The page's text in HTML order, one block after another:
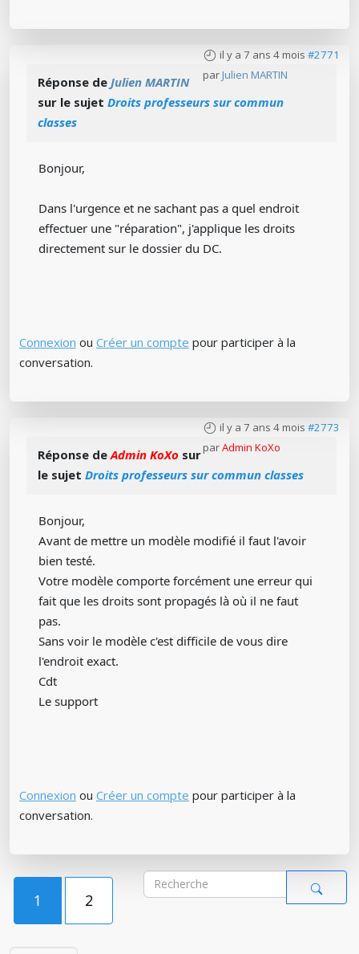
il y a 7 ans 4 mois #2771
par Julien MARTIN
Réponse de Julien MARTIN
sur le sujet Droits professeurs sur commun
classes
Bonjour,
Dans l'urgence et ne sachant pas a quel endroit
effectuer une "réparation", j'applique les droits
directement sur le dossier du DC.
Connexion ou Créer un compte pour participer à la
conversation.
il y a 7 ans 4 mois #2773
parAdmin KoXo
Réponse deAdmin KoXo sur
le sujet Droits professeurs sur commun classes
Bonjour,
Avant de mettre un modèle modifié il faut l'avoir
bien testé.
Votre modèle comporte forcément une erreur qui
fait que les droits sont propagés là où il ne faut
pas.
Sans voir le modèle c'est difficile de vous dire
l'endroit exact.
Cdt
Le support
Connexion ou Créer un compte pour participer à la
conversation.
1 2